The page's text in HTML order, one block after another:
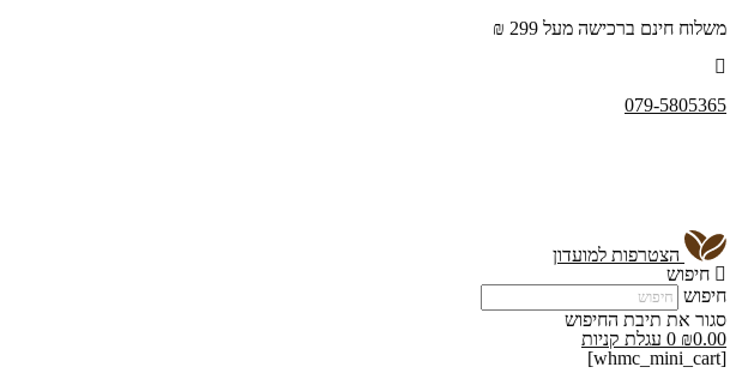
משלוח חינם ברכישה מעל 299 ₪
079-5805365
הצטרפות למועדון
חיפוש
חיפוש
סגור את תיבת החיפוש
₪0.00
0 עגלת קניות
[whmc_mini_cart]